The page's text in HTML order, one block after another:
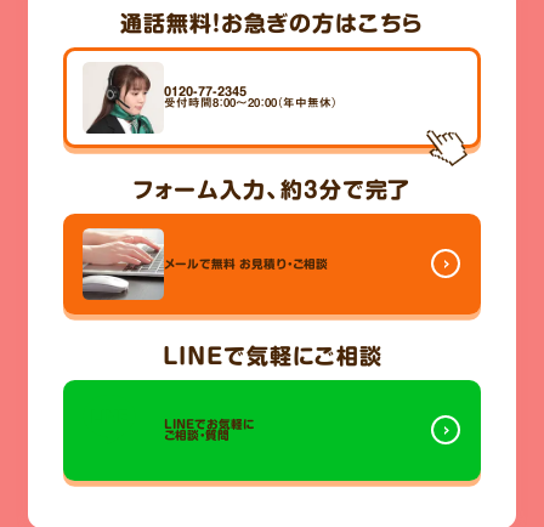
通話無料！お急ぎの方はこちら
0120-77-2345
受付時間8：00～20：00（年中無休）
フォーム入力、 約3分で完了
メールで無料 お見積り・ご相談
LINEで気軽にご相談
LINEでお気軽に
ご相談・質問